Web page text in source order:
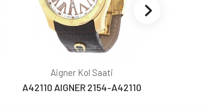
Aigner Kol Saati
A42110 AIGNER 2154-A42110